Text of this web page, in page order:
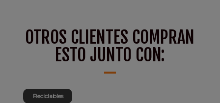
OTROS CLIENTES COMPRAN
ESTO JUNTO CON:
Reciclables